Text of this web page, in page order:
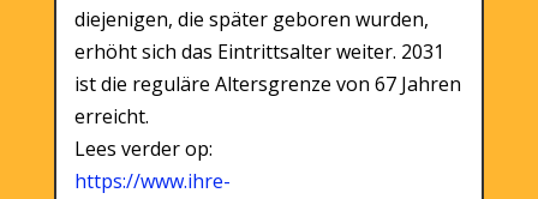
diejenigen, die später geboren wurden,
erhöht sich das Eintrittsalter weiter. 2031
ist die reguläre Altersgrenze von 67 Jahren
erreicht.
Lees verder op:
https://www.ihre-